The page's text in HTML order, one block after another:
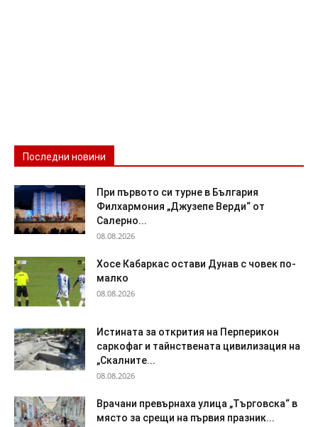
Последни новини
При първото си турне в България
Филхармония „Джузепе Верди“ от
Салерно...
08.08.2026
Хосе Кабаркас остави Дунав с човек по-
малко
08.08.2026
Истината за открития на Перперикон
саркофаг и тайнствената цивилизация на
„Скалните...
08.08.2026
Врачани превърнаха улица „Търговска“ в
място за срещи на първия празник...